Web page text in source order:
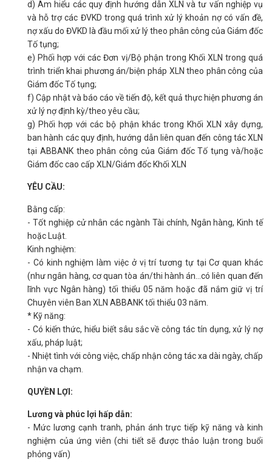
d) Am hiểu các quy định hướng dẫn XLN và tư vấn nghiệp vụ
và hỗ trợ các ĐVKD trong quá trình xử lý khoản nợ có vấn đề,
nợ xấu do ĐVKD là đầu mối xử lý theo phân công của Giám đốc
Tố tụng;
e) Phối hợp với các Đơn vị/Bộ phận trong Khối XLN trong quá
trình triển khai phương án/biện pháp XLN theo phân công của
Giám đốc Tố tụng;
f) Cập nhật và báo cáo về tiến độ, kết quả thực hiện phương án
xử lý nợ định kỳ/theo yêu cầu;
g) Phối hợp với các bộ phận khác trong Khối XLN xây dựng,
ban hành các quy định, hướng dẫn liên quan đến công tác XLN
tại ABBANK theo phân công của Giám đốc Tố tụng và/hoặc
Giám đốc cao cấp XLN/Giám đốc Khối XLN
YÊU CẦU:
Bằng cấp:
- Tốt nghiệp cử nhân các ngành Tài chính, Ngân hàng, Kinh tế
hoặc Luật.
Kinh nghiệm:
- Có kinh nghiệm làm việc ở vị trí tương tự tại Cơ quan khác
(như ngân hàng, cơ quan tòa án/thi hành án...có liên quan đến
lĩnh vực Ngân hàng) tối thiểu 05 năm hoặc đã nắm giữ vị trí
Chuyên viên Ban XLN ABBANK tối thiểu 03 năm.
* Kỹ năng:
- Có kiến thức, hiểu biết sâu sắc về công tác tín dụng, xử lý nợ
xấu, pháp luật;
- Nhiệt tình với công việc, chấp nhận công tác xa dài ngày, chấp
nhận va chạm.
QUYỀN LỢI:
Lương và phúc lợi hấp dẫn:
- Mức lương cạnh tranh, phản ánh trực tiếp kỹ năng và kinh
nghiệm của ứng viên (chi tiết sẽ được thảo luận trong buổi
phỏng vấn)